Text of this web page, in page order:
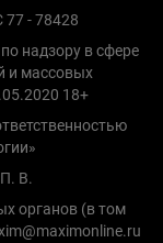
- 78428
надзору в сфере
и массовых
18+
В.
органов (в том